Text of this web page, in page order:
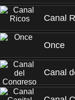
Canal
Once
Canal